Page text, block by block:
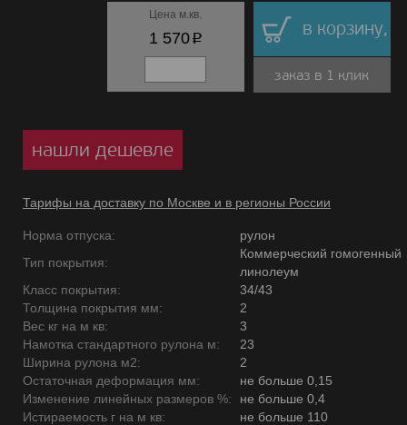
Цена м.кв.
1 570p в корзину,
заказ в 1 клик
нашли дешевле
Тарифы на доставку по Москве и в регионы России
Норма отпуска:
рулон
Тип покрытия:
Коммерческий гомогенный
линолеум
Класс покрытия:
34/43
Толщина покрытия мм:
2
Вес кг на м кв:
3
Намотка стандартного рулона м:
23
Ширина рулона м2:
2
Остаточная деформация мм:
не больше 0,15
Изменение линейных размеров %:
не больше 0,4
Истираемость г на м кв:
не больше 110